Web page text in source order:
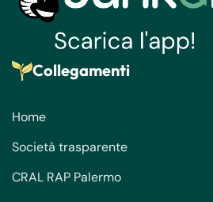
Collegamenti
Home
Società trasparente
CRAL RAP Palermo